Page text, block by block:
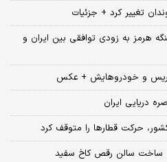
تغییر کرد + جزئیات
هرمز به زودی توافقی بین ایران و
کریس و خودروهایش + عکس
دریایی ایران
حرکت قطارها را متوقف کرد
ساخت سالن رقص کاخ سفید